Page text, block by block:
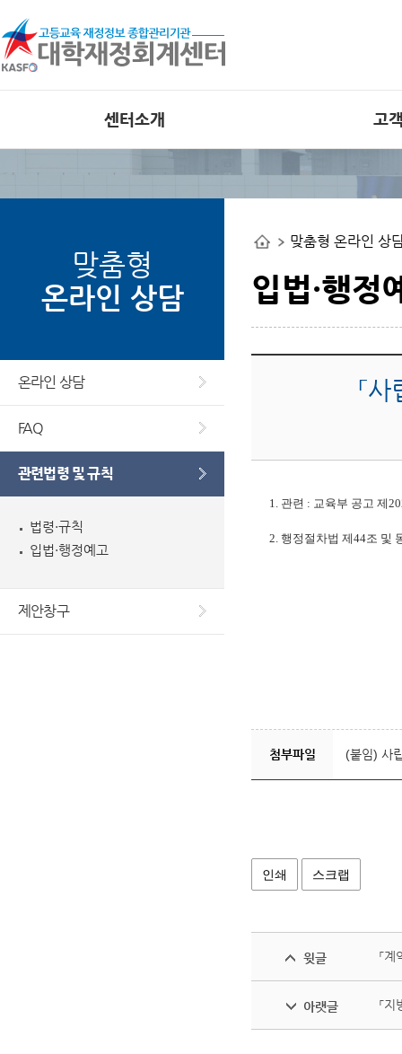
센터소개
비전
부서별 사업안내
오시는길
고
공지사항
외부 대학재정
사업관련 자료
맞춤형
온라인 상담
온라인 상담
FAQ
관련법령 및 규칙
법령·규칙
입법·행정예고
제안창구
맞춤형 온라인 상
입법·행정
「
1. 관련 : 교육부 공고 제
2. 행정절차법 제44조 및
첨부파일 (붙임) 사
인쇄 스크랩
윗글 「
아랫글 「